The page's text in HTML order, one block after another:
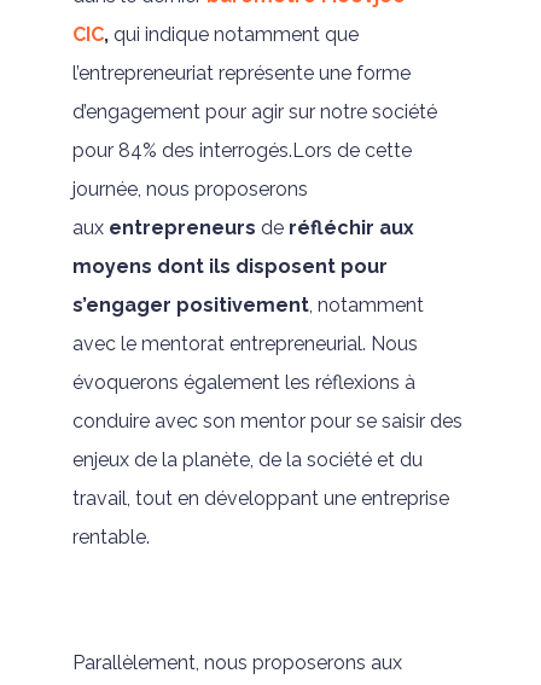
CIC, qui indique notamment que
l’entrepreneuriat représente une forme
d’engagement pour agir sur notre société
pour 84% des interrogés.Lors de cette
journée, nous proposerons
aux entrepreneurs de réfléchir aux
moyens dont ils disposent pour
s’engager positivement, notamment
avec le mentorat entrepreneurial. Nous
évoquerons également les réflexions à
conduire avec son mentor pour se saisir des
enjeux de la planète, de la société et du
travail, tout en développant une entreprise
rentable.
Parallèlement, nous proposerons aux